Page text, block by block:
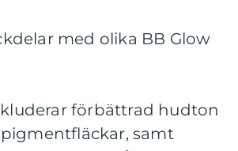
med olika BB Glow
förbättrad hudton
samt